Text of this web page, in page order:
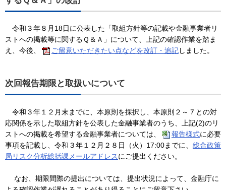
令和３年８月18日に公表した「取組方針等の記載や金融事業者リ
ストへの掲載等に関するＱ＆Ａ」について、上記の確認作業を踏ま
え、今後、
ご留意いただきたい点などを改訂・追記しました。
次回報告期限と取扱いについて
令和３年１２月末までに、本原則を採択し、本原則２～７との対
応関係を示した取組方針を公表した金融事業者のうち、上記(2)のリ
ストへの掲載を希望する金融事業者については、
報告様式に必要
事項を記載し、令和３年１２月２８日（火）17:00までに、 総合政策
局リスク分析総括課メールアドレスにご提出ください。
なお、期限間際の提出については、提出状況によって、金融庁に